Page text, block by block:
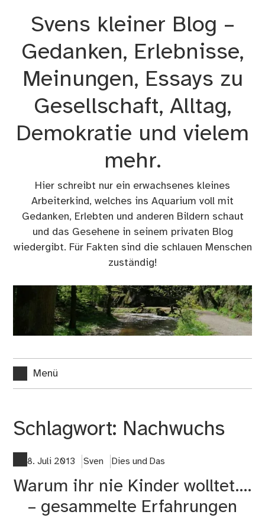
Svens kleiner Blog –
Gedanken, Erlebnisse,
Meinungen, Essays zu
Gesellschaft, Alltag,
Demokratie und vielem
mehr.
Hier schreibt nur ein erwachsenes kleines
Arbeiterkind, welches ins Aquarium voll mit
Gedanken, Erlebten und anderen Bildern schaut
und das Gesehene in seinem privaten Blog
wiedergibt. Für Fakten sind die schlauen Menschen
zuständig!
Menü
Schlagwort: Nachwuchs
8. Juli 2013 Sven Dies und Das
Warum ihr nie Kinder wolltet….
– gesammelte Erfahrungen